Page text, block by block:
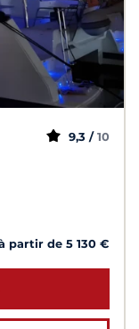
9,3 / 10
partir de 5 130 €